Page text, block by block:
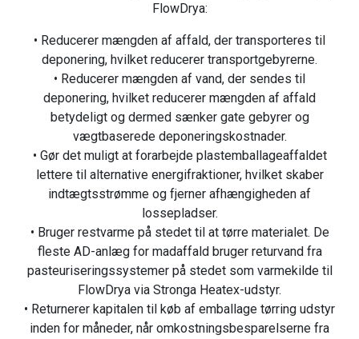
FlowDrya:
• Reducerer mængden af affald, der transporteres til
deponering, hvilket reducerer transportgebyrerne.
• Reducerer mængden af vand, der sendes til
deponering, hvilket reducerer mængden af affald
betydeligt og dermed sænker gate gebyrer og
vægtbaserede deponeringskostnader.
• Gør det muligt at forarbejde plastemballageaffaldet
lettere til alternative energifraktioner, hvilket skaber
indtægtsstrømme og fjerner afhængigheden af
lossepladser.
• Bruger restvarme på stedet til at tørre materialet. De
fleste AD-anlæg for madaffald bruger returvand fra
pasteuriseringssystemer på stedet som varmekilde til
FlowDrya via Stronga Heatex-udstyr.
• Returnerer kapitalen til køb af emballage tørring udstyr
inden for måneder, når omkostningsbesparelserne fra